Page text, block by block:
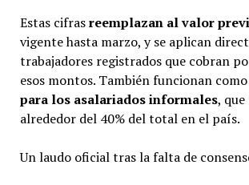
Estas cifrasreemplazan al valor
vigente hasta marzo, y se aplican
trabajadores registrados que cobran
esos montos. También funcionan como
para los asalariados informales,
alrededor del 40% del total en el país.
Un laudo oficial tras la falta de